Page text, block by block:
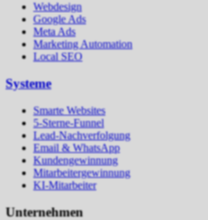
Webdesign
Google Ads
Meta Ads
Marketing Automation
Local SEO
Systeme
Smarte Websites
5-Sterne-Funnel
Lead-Nachverfolgung
Email & WhatsApp
Kundengewinnung
Mitarbeitergewinnung
KI-Mitarbeiter
Unternehmen